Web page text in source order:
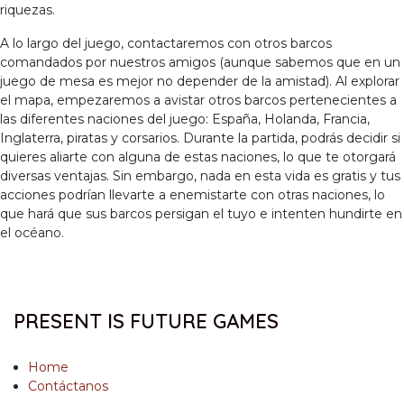
riquezas.
A lo largo del juego, contactaremos con otros barcos
comandados por nuestros amigos (aunque sabemos que en un
juego de mesa es mejor no depender de la amistad). Al explorar
el mapa, empezaremos a avistar otros barcos pertenecientes a
las diferentes naciones del juego: España, Holanda, Francia,
Inglaterra, piratas y corsarios. Durante la partida, podrás decidir si
quieres aliarte con alguna de estas naciones, lo que te otorgará
diversas ventajas. Sin embargo, nada en esta vida es gratis y tus
acciones podrían llevarte a enemistarte con otras naciones, lo
que hará que sus barcos persigan el tuyo e intenten hundirte en
el océano.
PRESENT IS FUTURE GAMES
Home
Contáctanos